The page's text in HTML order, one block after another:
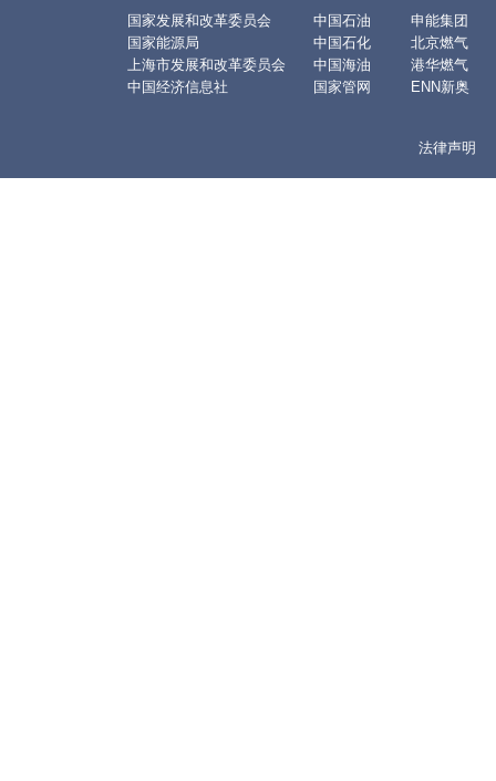
国家发展和改革委员会
国家能源局
上海市发展和改革委员会
中国经济信息社
中国石油
中国石化
中国海油
国家管网
申能集团
北京燃气
港华燃气
ENN新奥
法律声明